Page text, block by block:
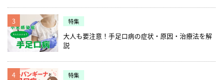
3 特集
大人も要注意！手足口病の症状・原因・治療法を解
説
4 特集